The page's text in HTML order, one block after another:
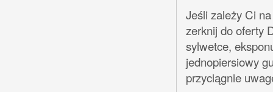
Jeśli zależy Ci
zerknij do oferty
sylwetce,
jednopiersiowy
przyciągnie